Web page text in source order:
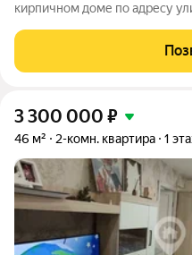
кирпичном доме по адресу
площадь квартиры
на две отдельные комнаты.
3 300 000 ₽
46 м² 2-комн. квартира 1